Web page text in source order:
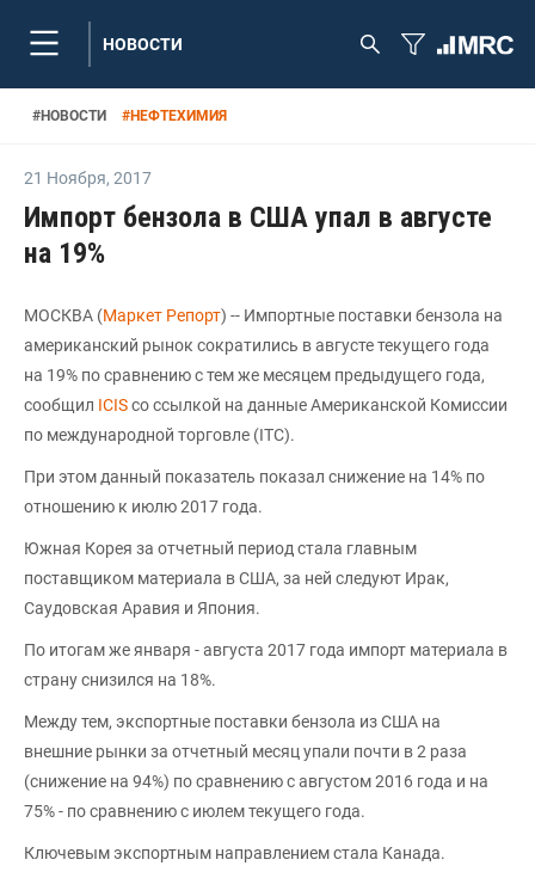
НОВОСТИ
#НОВОСТИ #НЕФТЕХИМИЯ
21 Ноября, 2017
Импорт бензола в США упал в августе
на 19%
МОСКВА (Маркет Репорт) -- Импортные поставки бензола на
американский рынок сократились в августе текущего года
на 19% по сравнению с тем же месяцем предыдущего года,
сообщил ICISсо ссылкой на данные Американской Комиссии
по международной торговле (ITC).
При этом данный показатель показал снижение на 14% по
отношению к июлю 2017 года.
Южная Корея за отчетный период стала главным
поставщиком материала в США, за ней следуют Ирак,
Саудовская Аравия и Япония.
По итогам же января - августа 2017 года импорт материала в
страну снизился на 18%.
Между тем, экспортные поставки бензола из США на
внешние рынки за отчетный месяц упали почти в 2 раза
(снижение на 94%) по сравнению с августом 2016 года и на
75% - по сравнению с июлем текущего года.
Ключевым экспортным направлением стала Канада.